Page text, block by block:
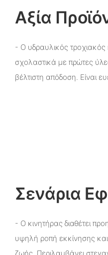
Αξία
- Ο υδραυλικός τροχιακός
σχολαστικά με πρώτες
βέλτιστη απόδοση. Είναι
Σενάρια
- Ο κινητήρας διαθέτει
υψηλή ροπή εκκίνησης